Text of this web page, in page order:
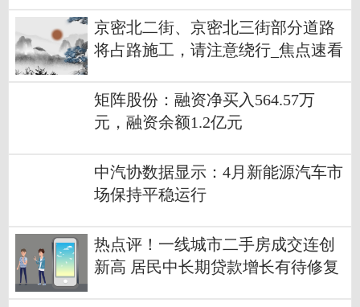
京密北二街、京密北三街部分道路
将占路施工，请注意绕行_焦点速看
矩阵股份：融资净买入564.57万
元，融资余额1.2亿元
中汽协数据显示：4月新能源汽车市
场保持平稳运行
热点评！一线城市二手房成交连创
新高 居民中长期贷款增长有待修复